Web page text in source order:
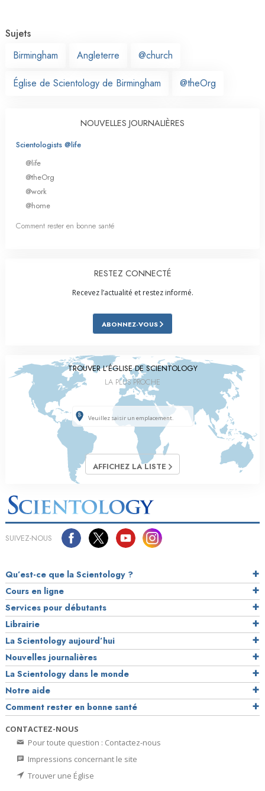
Sujets
Birmingham
Angleterre @church
Église de Scientology de Birmingham @theOrg
NOUVELLES JOURNALIÈRES
Scientologists @life
@life
@theOrg
@work
@home
Comment rester en bonne santé
RESTEZ CONNECTÉ
Recevez l’actualité et restez informé.
ABONNEZ-VOUS
TROUVER L’ÉGLISE DE SCIENTOLOGY
LA PLUS PROCHE
AFFICHEZ LA LISTE
SUIVEZ-NOUS
Qu’est-ce que la Scientology ?
Cours en ligne
Services pour débutants
Librairie
La Scientology aujourd’hui
Nouvelles journalières
La Scientology dans le monde
Notre aide
Comment rester en bonne santé
CONTACTEZ-NOUS
Pour toute question : Contactez-nous
Impressions concernant le site
Trouver une Église